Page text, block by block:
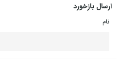
ارسال بازخورد
نام